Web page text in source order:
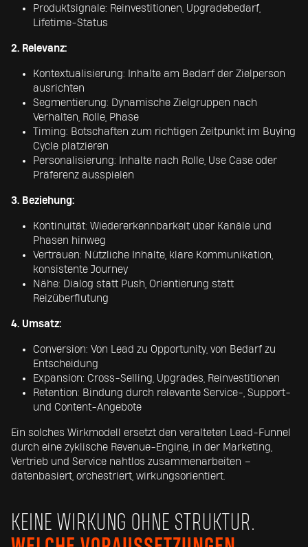
Produktsignale: Reinvestitionen, Upgradebedarf,
Lifetime-Status
2. Relevanz:
Kontextualisierung: Inhalte am Bedarf der Zielperson
ausrichten
Segmentierung: Dynamische Zielgruppen nach
Verhalten, Rolle, Phase
Timing: Botschaften zum richtigen Zeitpunkt im Buying
Cycle platzieren
Personalisierung: Inhalte nach Rolle, Use Case oder
Präferenz ausspielen
3. Beziehung:
Kontinuität: Wiedererkennbarkeit über Kanäle und
Phasen hinweg
Vertrauen: Nützliche Inhalte, klare Kommunikation,
konsistente Journey
Nähe: Dialog statt Push, Orientierung statt
Reizüberflutung
4. Umsatz:
Conversion: Von Lead zu Opportunity, von Bedarf zu
Entscheidung
Expansion: Cross-Selling, Upgrades, Reinvestitionen
Retention: Bindung durch relevante Service-, Support-
und Content-Angebote
Ein solches Wirkmodell ersetzt den veralteten Lead-Funnel
durch eine zyklische Revenue-Engine, in der Marketing,
Vertrieb und Service nahtlos zusammenarbeiten –
datenbasiert, orchestriert, wirkungsorientiert.
KEINE WIRKUNG OHNE STRUKTUR.